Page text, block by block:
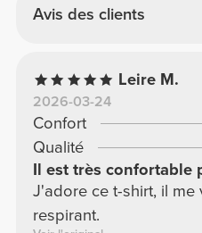
Avis des clients
Leire M.
2026-03-24
Confort
Qualité
Il est très confortable
J'adore ce t-shirt, il me
respirant.